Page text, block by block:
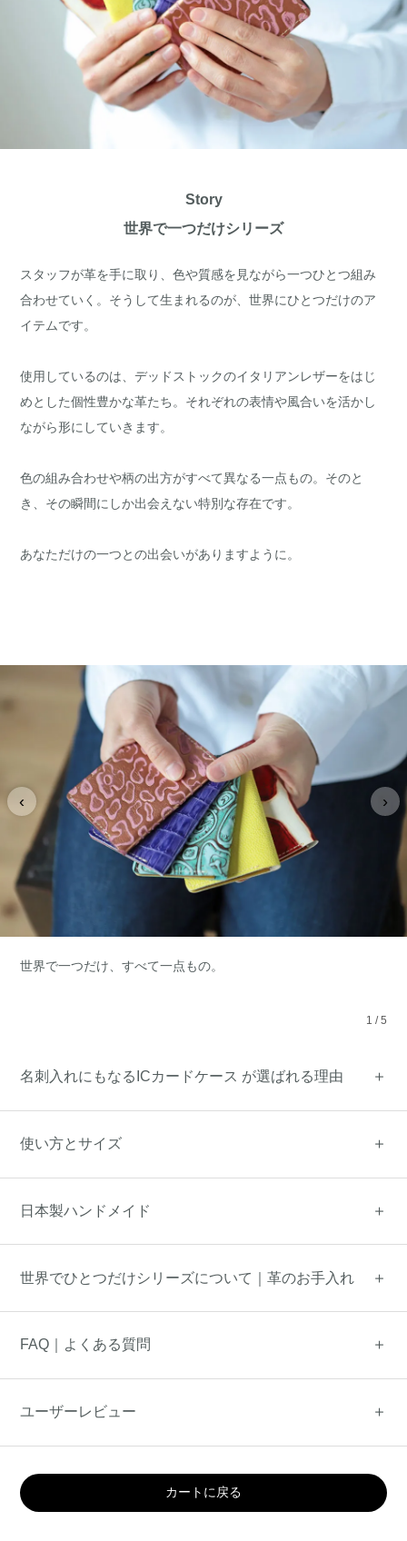
Story
世界で一つだけシリーズ
スタッフが革を手に取り、色や質感を見ながら一つひとつ組み
合わせていく。そうして生まれるのが、世界にひとつだけのア
イテムです。
使用しているのは、デッドストックのイタリアンレザーをはじ
めとした個性豊かな革たち。それぞれの表情や風合いを活かし
ながら形にしていきます。
色の組み合わせや柄の出方がすべて異なる一点もの。そのと
き、その瞬間にしか出会えない特別な存在です。
あなただけの一つとの出会いがありますように。
‹ ›
世界で一つだけ、すべて一点もの。
1 /5
名刺入れにもなるICカードケース が選ばれる理由
使い方とサイズ
日本製ハンドメイド
世界でひとつだけシリーズについて｜革のお手入れ
FAQ｜よくある質問
ユーザーレビュー
カートに戻る